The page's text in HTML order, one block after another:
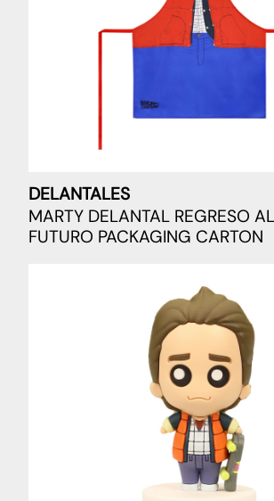
DELANTALES
MARTY DELANTAL REGRESO AL
FUTURO PACKAGING CARTON